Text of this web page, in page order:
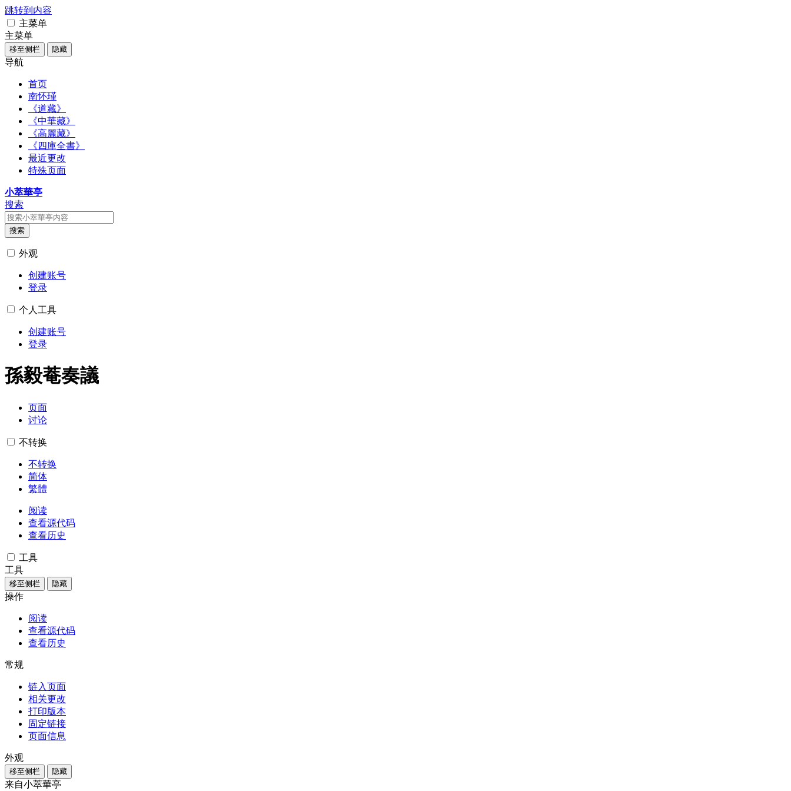
跳转到内容
主菜单
主菜单
移至侧栏 隐藏
导航
首页
南怀瑾
《道藏》
《中華藏》
《高麗藏》
《四庫全書》
最近更改
特殊页面
小萃華亭
搜索
搜索
外观
创建账号
登录
个人工具
创建账号
登录
孫毅菴奏議
页面
讨论
不转换
不转换
简体
繁體
阅读
查看源代码
查看历史
工具
工具
移至侧栏 隐藏
操作
阅读
查看源代码
查看历史
常规
链入页面
相关更改
打印版本
固定链接
页面信息
外观
移至侧栏 隐藏
来自小萃華亭